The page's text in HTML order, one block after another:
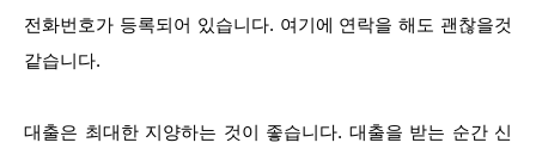
전화번호가 등록되어 있습니다. 여기에 연락을 해도 괜찮을것
같습니다.
대출은 최대한 지양하는 것이 좋습니다. 대출을 받는 순간 신